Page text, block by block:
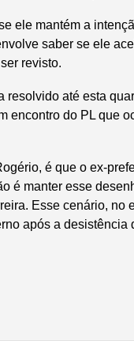
ele mantém a
saber se ele
revisto.
até esta
encontro do PL que
é que o ex-
é manter esse
Esse cenário, no
após a desistência